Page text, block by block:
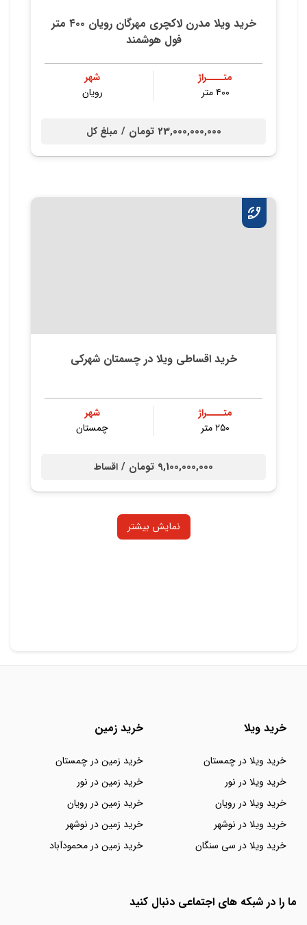
خرید ویلا مدرن لاکچری مهرگان رویان ۴۰۰ متر
فول هوشمند
متــــراژ
۴۰۰ متر
شهر
رویان
23,000,000,000 تومان / مبلغ کل
خرید اقساطی ویلا در چسمتان شهرکی
متــــراژ
۲۵۰ متر
شهر
چمستان
9,100,000,000 تومان / اقساط
نمایش بیشتر
خرید ویلا
خرید ویلا در چمستان
خرید ویلا در نور
خرید ویلا در رویان
خرید ویلا در نوشهر
خرید ویلا در سی سنگان
خرید زمین
خرید زمین در چمستان
خرید زمین در نور
خرید زمین در رویان
خرید زمین در نوشهر
خرید زمین در محمودآباد
ما را در شبکه های اجتماعی دنبال کنید